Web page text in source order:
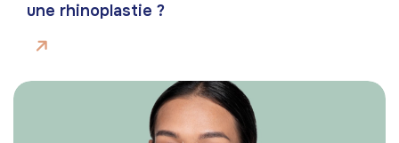
une rhinoplastie ?